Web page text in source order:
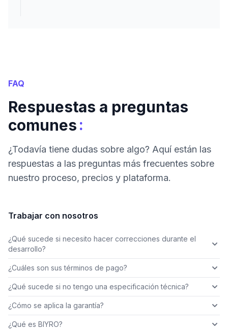
FAQ
Respuestas a preguntas
comunes:
¿Todavía tiene dudas sobre algo? Aquí están las
respuestas a las preguntas más frecuentes sobre
nuestro proceso, precios y plataforma.
Trabajar con nosotros
¿Qué sucede si necesito hacer correcciones durante el
desarrollo?
¿Cuáles son sus términos de pago?
¿Qué sucede si no tengo una especificación técnica?
¿Cómo se aplica la garantía?
¿Qué es BIYRO?